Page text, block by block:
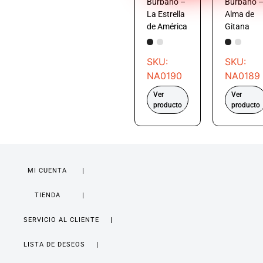
La Estrella
de América
SKU:
NA0190
Ver
producto
Alma de
Gitana
SKU:
NA0189
Ver
producto
MI CUENTA
TIENDA
SERVICIO AL CLIENTE
LISTA DE DESEOS